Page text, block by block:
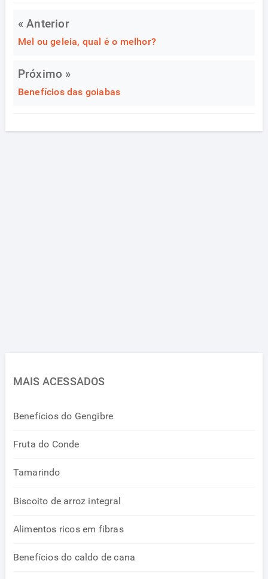
« Anterior
Mel ou geleia, qual é o melhor?
Próximo »
Benefícios das goiabas
MAIS ACESSADOS
Benefícios do Gengibre
Fruta do Conde
Tamarindo
Biscoito de arroz integral
Alimentos ricos em fibras
Benefícios do caldo de cana